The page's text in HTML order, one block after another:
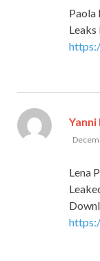
Paola
Yanni
Lena